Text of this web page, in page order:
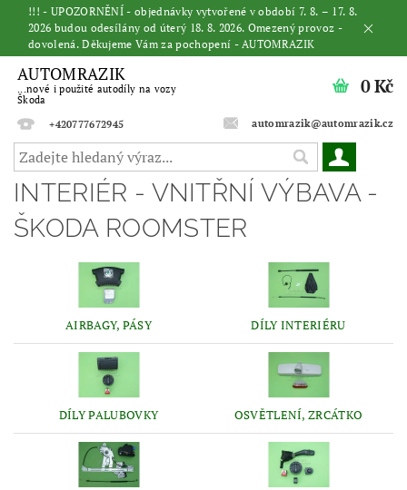
!!! - UPOZORNĚNÍ - objednávky vytvořené v období 7. 8. – 17. 8.
2026 budou odesílány od úterý 18. 8. 2026. Omezený provoz -
dovolená. Děkujeme Vám za pochopení - AUTOMRAZIK
AUTOMRAZIK
...nové i použité autodíly na vozy
Škoda
+420777672945
automrazik@automrazik.cz
0 Kč
INTERIÉR - VNITŘNÍ VÝBAVA -
ŠKODA ROOMSTER
AIRBAGY, PÁSY DÍLY INTERIÉRU
DÍLY PALUBOVKY OSVĚTLENÍ, ZRCÁTKO